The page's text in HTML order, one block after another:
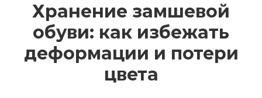
Хранение замшевой
обуви: как избежать
деформации и потери
цвета